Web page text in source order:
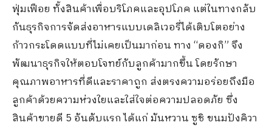
ฟุ่มเฟือย ทั้งสินค้าเพื่อบริโภคและอุปโภค แต่ในทางกลับ
กันธุรกิจการจัดส่งอาหารแบบเดลิเวอรี่ได้เติบโตอย่าง
ก้าวกระโดดแบบที่ไม่เคยเป็นมาก่อน ทาง “ดองกิ” จึง
พัฒนาธุรกิจให้ตอบโจทย์กับลูกค้ามากขึ้น โดยรักษา
คุณภาพอาหารที่ดีและราคาถูก ส่งตรงความอร่อยถึงมือ
ลูกค้าด้วยความห่วงใยและใส่ใจต่อความปลอดภัย ซึ่ง
สินค้าขายดี 5 อันดับแรก ได้แก่ มันหวาน ซูชิ ขนมปังคิวา